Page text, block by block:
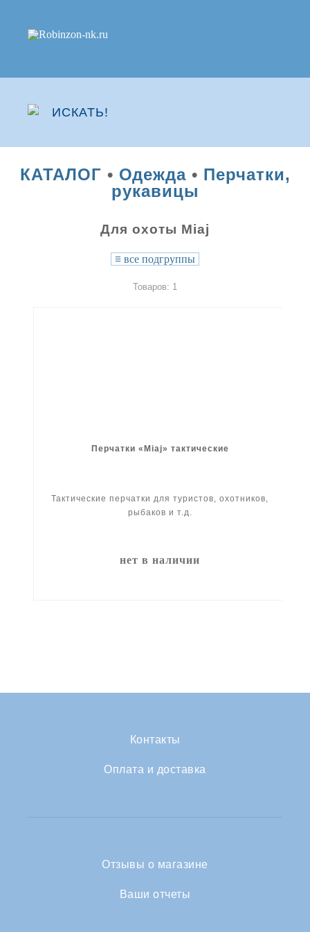
КАТАЛОГ • Одежда• Перчатки,
рукавицы
Для охоты Miaj
≡ все подгруппы
Товаров: 1
Перчатки «Miaj» тактические
Тактические перчатки для туристов, охотников,
рыбаков и т.д.
нет в наличии
Контакты
Оплата и доставка
Отзывы о магазине
Ваши отчеты